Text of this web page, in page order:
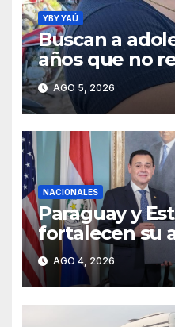
YBY YAÚ
Buscan a
años que no
hogar en Yby
AGO 5, 2026
NACIONALES
Paraguay y
fortalecen su
acuerdo de
estratégica en
nuclear civil
AGO 4, 2026